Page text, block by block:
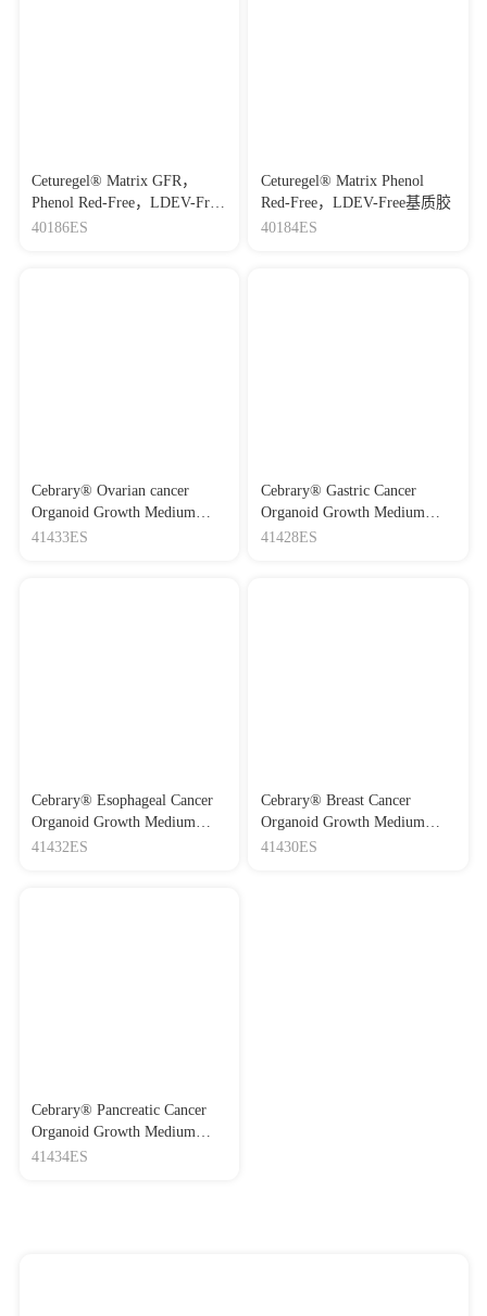
Ceturegel® Matrix GFR，
Phenol Red-Free，LDEV-Free
基质胶
40186ES
Ceturegel® Matrix Phenol
Red-Free，LDEV-Free基质胶
40184ES
Cebrary® Ovarian cancer
Organoid Growth Medium
(Human) 卵巢癌类器官生长
41433ES
Cebrary® Gastric Cancer
Organoid Growth Medium
(Human) 胃癌类器官生长培
41428ES
Cebrary® Esophageal Cancer
Organoid Growth Medium
(Human) 食管癌类器官生长
41432ES
Cebrary® Breast Cancer
Organoid Growth Medium
(Human) 乳腺癌类器官生长
41430ES
Cebrary® Pancreatic Cancer
Organoid Growth Medium
(Human) 胰腺癌类器官生长
41434ES